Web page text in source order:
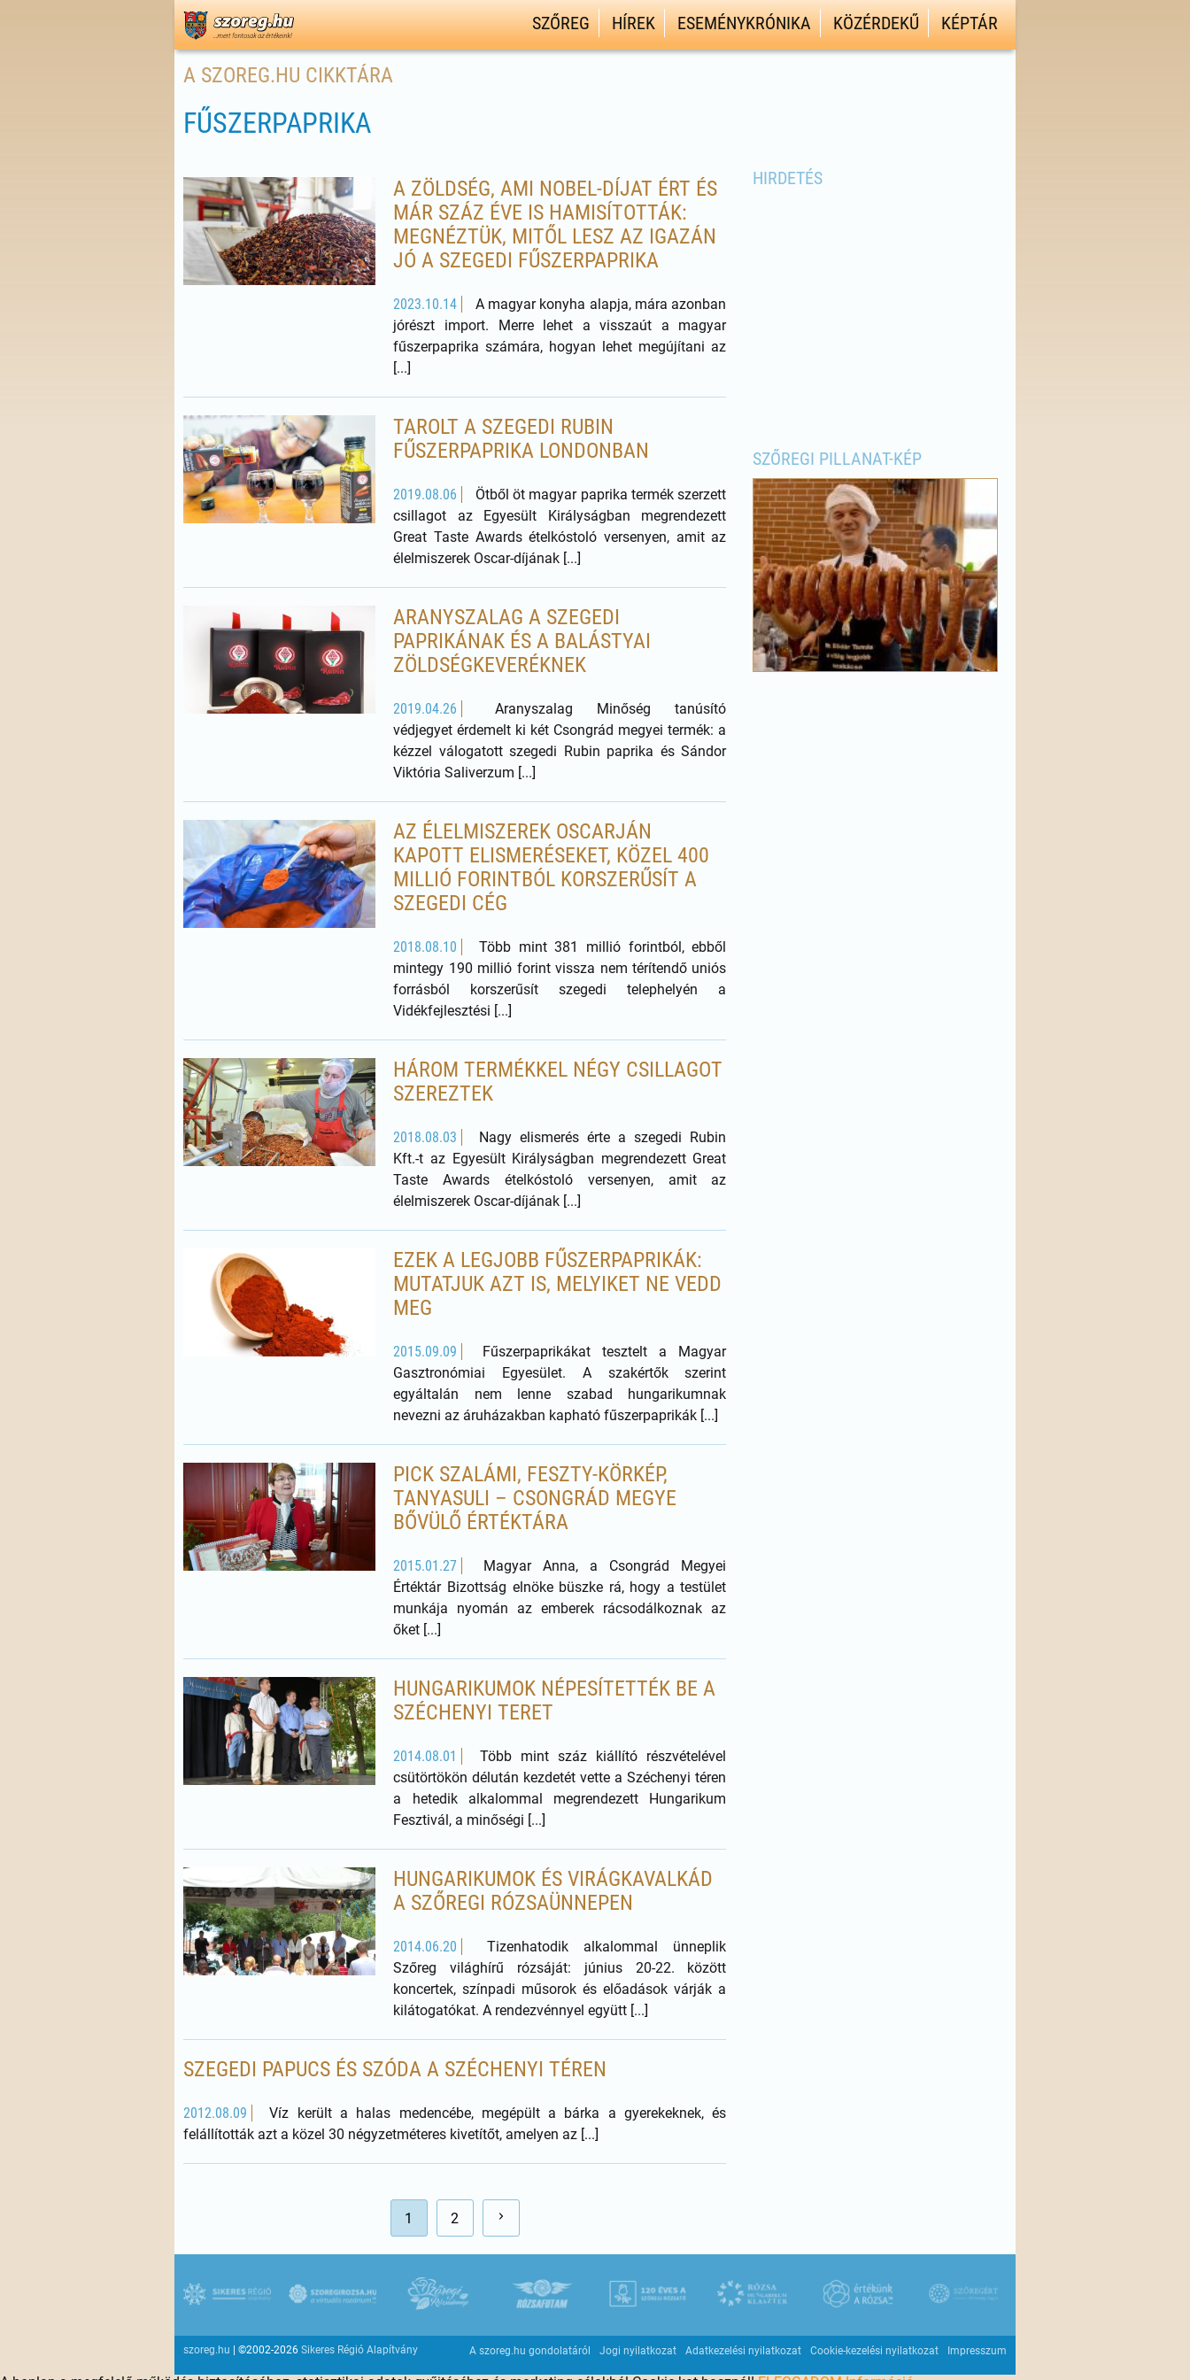
SZŐREG HÍREK ESEMÉNYKRÓNIKA KÖZÉRDEKŰ KÉPTÁR
A SZOREG.HU CIKKTÁRA
FŰSZERPAPRIKA
A ZÖLDSÉG, AMI NOBEL-DÍJAT ÉRT ÉS
MÁR SZÁZ ÉVE IS HAMISÍTOTTÁK:
MEGNÉZTÜK, MITŐL LESZ AZ IGAZÁN
JÓ A SZEGEDI FŰSZERPAPRIKA
2023.10.14
A magyar konyha alapja, mára azonban
jórészt import. Merre lehet a visszaút a magyar
fűszerpaprika számára, hogyan lehet megújítani az
[...]
TAROLT A SZEGEDI RUBIN
FŰSZERPAPRIKA LONDONBAN
2019.08.06
Ötből öt magyar paprika termék szerzett
csillagot az Egyesült Királyságban megrendezett
Great Taste Awards ételkóstoló versenyen, amit az
élelmiszerek Oscar-díjának [...]
ARANYSZALAG A SZEGEDI
PAPRIKÁNAK ÉS A BALÁSTYAI
ZÖLDSÉGKEVERÉKNEK
2019.04.26
Aranyszalag Minőség tanúsító
védjegyet érdemelt ki két Csongrád megyei termék: a
kézzel válogatott szegedi Rubin paprika és Sándor
Viktória Saliverzum [...]
AZ ÉLELMISZEREK OSCARJÁN
KAPOTT ELISMERÉSEKET, KÖZEL 400
MILLIÓ FORINTBÓL KORSZERŰSÍT A
SZEGEDI CÉG
2018.08.10
Több mint 381 millió forintból, ebből
mintegy 190 millió forint vissza nem térítendő uniós
forrásból korszerűsít szegedi telephelyén a
Vidékfejlesztési [...]
HÁROM TERMÉKKEL NÉGY CSILLAGOT
SZEREZTEK
2018.08.03
Nagy elismerés érte a szegedi Rubin
Kft.-t az Egyesült Királyságban megrendezett Great
Taste Awards ételkóstoló versenyen, amit az
élelmiszerek Oscar-díjának [...]
EZEK A LEGJOBB FŰSZERPAPRIKÁK:
MUTATJUK AZT IS, MELYIKET NE VEDD
MEG
2015.09.09
Fűszerpaprikákat tesztelt a Magyar
Gasztronómiai Egyesület. A szakértők szerint
egyáltalán nem lenne szabad hungarikumnak
nevezni az áruházakban kapható fűszerpaprikák [...]
PICK SZALÁMI, FESZTY-KÖRKÉP,
TANYASULI – CSONGRÁD MEGYE
BŐVÜLŐ ÉRTÉKTÁRA
2015.01.27
Magyar Anna, a Csongrád Megyei
Értéktár Bizottság elnöke büszke rá, hogy a testület
munkája nyomán az emberek rácsodálkoznak az
őket [...]
HUNGARIKUMOK NÉPESÍTETTÉK BE A
SZÉCHENYI TERET
2014.08.01
Több mint száz kiállító részvételével
csütörtökön délután kezdetét vette a Széchenyi téren
a hetedik alkalommal megrendezett Hungarikum
Fesztivál, a minőségi [...]
HUNGARIKUMOK ÉS VIRÁGKAVALKÁD
A SZŐREGI RÓZSAÜNNEPEN
2014.06.20
Tizenhatodik alkalommal ünneplik
Szőreg világhírű rózsáját: június 20-22. között
koncertek, színpadi műsorok és előadások várják a
kilátogatókat. A rendezvénnyel együtt [...]
SZEGEDI PAPUCS ÉS SZÓDA A SZÉCHENYI TÉREN
2012.08.09
Víz került a halas medencébe, megépült a bárka a gyerekeknek, és
felállították azt a közel 30 négyzetméteres kivetítőt, amelyen az [...]
1 2
HIRDETÉS
SZŐREGI PILLANAT-KÉP
szoreg.hu | ©2002-2026 Sikeres Régió Alapítvány A szoreg.hu gondolatáról Jogi nyilatkozat Adatkezelési nyilatkozat Cookie-kezelési nyilatkozat Impresszum